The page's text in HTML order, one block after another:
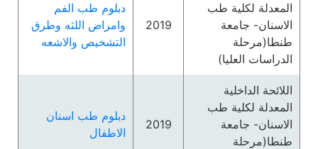
المعدلة لكلية طب
الاسنان- جامعة
طنطا(مرحلة
الدراسات العليا)
2019
دبلوم طب الفم
وامراض اللثه وطرق
التشخيص والاشعه
اللائحة الداخلية
المعدلة لكلية طب
الاسنان- جامعة
طنطا(مرحلة
2019
دبلوم طب اسنان
الاطفال